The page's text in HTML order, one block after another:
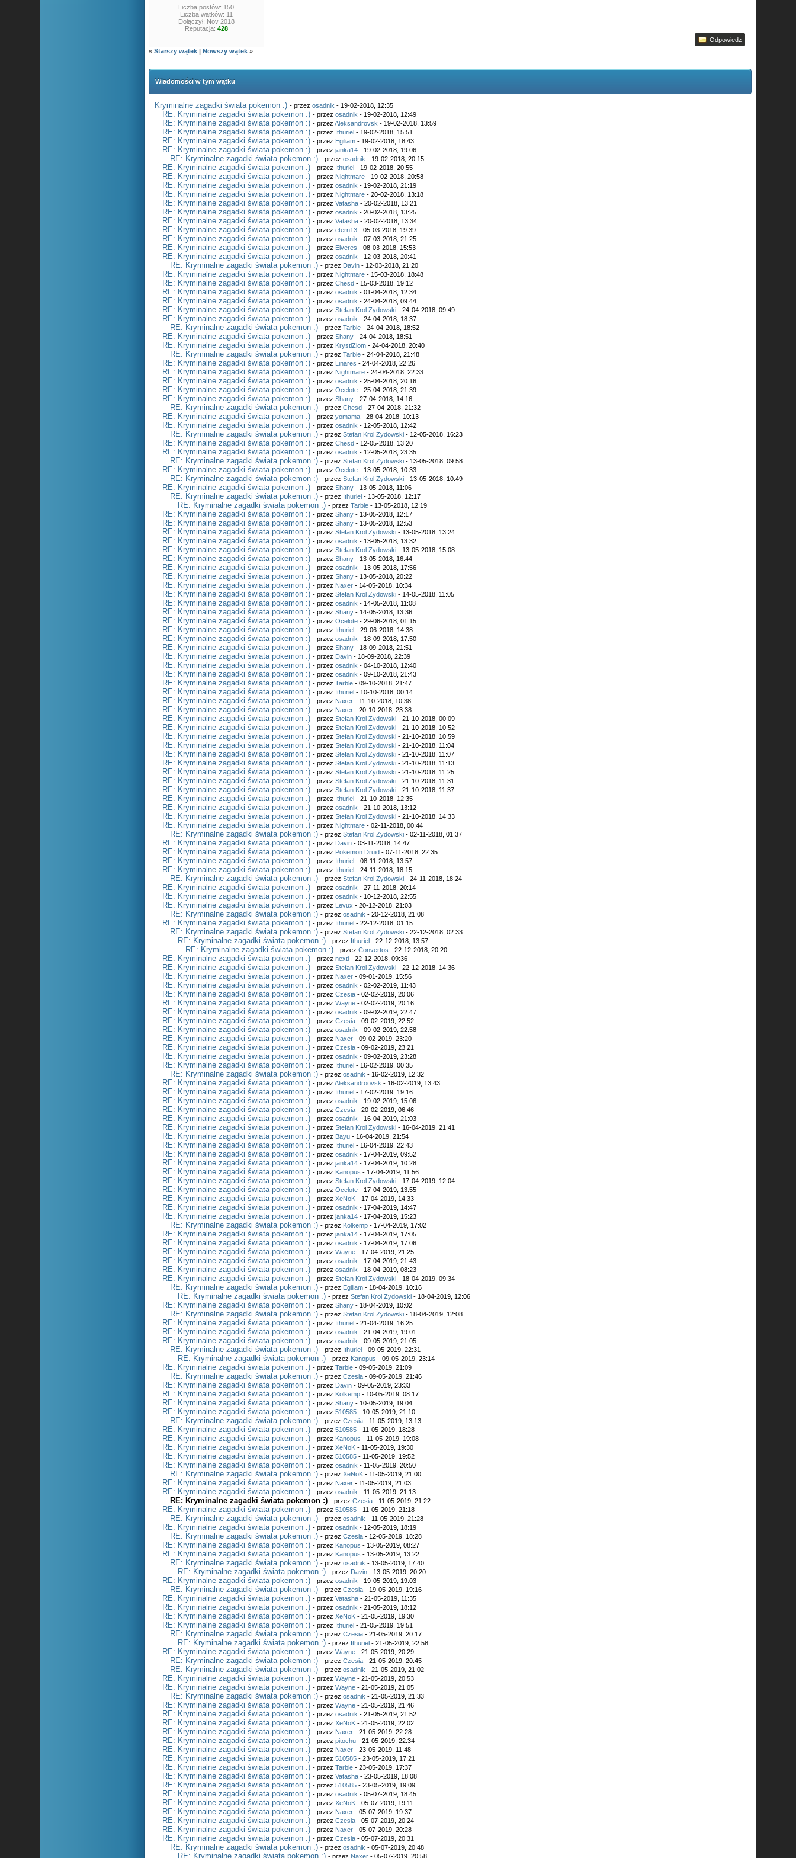
Liczba postów: 150
Liczba wątków: 11
Dołączył: Nov 2018
Reputacja: 428
Odpowiedz
«Starszy wątek |Nowszy wątek »
Wiadomości w tym wątku
Kryminalne zagadki świata pokemon :) - przezosadnik - 19-02-2018, 12:35
RE: Kryminalne zagadki świata pokemon :) - przezosadnik - 19-02-2018, 12:49
RE: Kryminalne zagadki świata pokemon :) - przezAleksandrovsk - 19-02-2018, 13:59
RE: Kryminalne zagadki świata pokemon :) - przez Ithuriel - 19-02-2018, 15:51
RE: Kryminalne zagadki świata pokemon :) - przez Egiliam - 19-02-2018, 18:43
RE: Kryminalne zagadki świata pokemon :) - przezjanka14 - 19-02-2018, 19:06
RE: Kryminalne zagadki świata pokemon :) - przezosadnik - 19-02-2018, 20:15
RE: Kryminalne zagadki świata pokemon :) - przez Ithuriel - 19-02-2018, 20:55
RE: Kryminalne zagadki świata pokemon :) - przez Nightmare - 19-02-2018, 20:58
RE: Kryminalne zagadki świata pokemon :) - przezosadnik - 19-02-2018, 21:19
RE: Kryminalne zagadki świata pokemon :) - przez Nightmare - 20-02-2018, 13:18
RE: Kryminalne zagadki świata pokemon :) - przezVatasha - 20-02-2018, 13:21
RE: Kryminalne zagadki świata pokemon :) - przezosadnik - 20-02-2018, 13:25
RE: Kryminalne zagadki świata pokemon :) - przezVatasha - 20-02-2018, 13:34
RE: Kryminalne zagadki świata pokemon :) - przezetern13 - 05-03-2018, 19:39
RE: Kryminalne zagadki świata pokemon :) - przezosadnik - 07-03-2018, 21:25
RE: Kryminalne zagadki świata pokemon :) - przez Elveres - 08-03-2018, 15:53
RE: Kryminalne zagadki świata pokemon :) - przezosadnik - 12-03-2018, 20:41
RE: Kryminalne zagadki świata pokemon :) - przez Davin - 12-03-2018, 21:20
RE: Kryminalne zagadki świata pokemon :) - przez Nightmare - 15-03-2018, 18:48
RE: Kryminalne zagadki świata pokemon :) - przezChesd - 15-03-2018, 19:12
RE: Kryminalne zagadki świata pokemon :) - przezosadnik - 01-04-2018, 12:34
RE: Kryminalne zagadki świata pokemon :) - przezosadnik - 24-04-2018, 09:44
RE: Kryminalne zagadki świata pokemon :) - przezStefan Krol Zydowski - 24-04-2018, 09:49
RE: Kryminalne zagadki świata pokemon :) - przezosadnik - 24-04-2018, 18:37
RE: Kryminalne zagadki świata pokemon :) - przezTarble - 24-04-2018, 18:52
RE: Kryminalne zagadki świata pokemon :) - przezShany - 24-04-2018, 18:51
RE: Kryminalne zagadki świata pokemon :) - przez KrystiZiom - 24-04-2018, 20:40
RE: Kryminalne zagadki świata pokemon :) - przezTarble - 24-04-2018, 21:48
RE: Kryminalne zagadki świata pokemon :) - przez Linares - 24-04-2018, 22:26
RE: Kryminalne zagadki świata pokemon :) - przez Nightmare - 24-04-2018, 22:33
RE: Kryminalne zagadki świata pokemon :) - przezosadnik - 25-04-2018, 20:16
RE: Kryminalne zagadki świata pokemon :) - przezOcelote - 25-04-2018, 21:39
RE: Kryminalne zagadki świata pokemon :) - przezShany - 27-04-2018, 14:16
RE: Kryminalne zagadki świata pokemon :) - przezChesd - 27-04-2018, 21:32
RE: Kryminalne zagadki świata pokemon :) - przezyomama - 28-04-2018, 10:13
RE: Kryminalne zagadki świata pokemon :) - przezosadnik - 12-05-2018, 12:42
RE: Kryminalne zagadki świata pokemon :) - przezStefan Krol Zydowski - 12-05-2018, 16:23
RE: Kryminalne zagadki świata pokemon :) - przezChesd - 12-05-2018, 13:20
RE: Kryminalne zagadki świata pokemon :) - przezosadnik - 12-05-2018, 23:35
RE: Kryminalne zagadki świata pokemon :) - przezStefan Krol Zydowski - 13-05-2018, 09:58
RE: Kryminalne zagadki świata pokemon :) - przezOcelote - 13-05-2018, 10:33
RE: Kryminalne zagadki świata pokemon :) - przezStefan Krol Zydowski - 13-05-2018, 10:49
RE: Kryminalne zagadki świata pokemon :) - przezShany - 13-05-2018, 11:06
RE: Kryminalne zagadki świata pokemon :) - przez Ithuriel - 13-05-2018, 12:17
RE: Kryminalne zagadki świata pokemon :) - przezTarble - 13-05-2018, 12:19
RE: Kryminalne zagadki świata pokemon :) - przezShany - 13-05-2018, 12:17
RE: Kryminalne zagadki świata pokemon :) - przezShany - 13-05-2018, 12:53
RE: Kryminalne zagadki świata pokemon :) - przezStefan Krol Zydowski - 13-05-2018, 13:24
RE: Kryminalne zagadki świata pokemon :) - przezosadnik - 13-05-2018, 13:32
RE: Kryminalne zagadki świata pokemon :) - przezStefan Krol Zydowski - 13-05-2018, 15:08
RE: Kryminalne zagadki świata pokemon :) - przezShany - 13-05-2018, 16:44
RE: Kryminalne zagadki świata pokemon :) - przezosadnik - 13-05-2018, 17:56
RE: Kryminalne zagadki świata pokemon :) - przezShany - 13-05-2018, 20:22
RE: Kryminalne zagadki świata pokemon :) - przez Naxer - 14-05-2018, 10:34
RE: Kryminalne zagadki świata pokemon :) - przezStefan Krol Zydowski - 14-05-2018, 11:05
RE: Kryminalne zagadki świata pokemon :) - przezosadnik - 14-05-2018, 11:08
RE: Kryminalne zagadki świata pokemon :) - przezShany - 14-05-2018, 13:36
RE: Kryminalne zagadki świata pokemon :) - przezOcelote - 29-06-2018, 01:15
RE: Kryminalne zagadki świata pokemon :) - przez Ithuriel - 29-06-2018, 14:38
RE: Kryminalne zagadki świata pokemon :) - przezosadnik - 18-09-2018, 17:50
RE: Kryminalne zagadki świata pokemon :) - przezShany - 18-09-2018, 21:51
RE: Kryminalne zagadki świata pokemon :) - przez Davin - 18-09-2018, 22:39
RE: Kryminalne zagadki świata pokemon :) - przezosadnik - 04-10-2018, 12:40
RE: Kryminalne zagadki świata pokemon :) - przezosadnik - 09-10-2018, 21:43
RE: Kryminalne zagadki świata pokemon :) - przezTarble - 09-10-2018, 21:47
RE: Kryminalne zagadki świata pokemon :) - przez Ithuriel - 10-10-2018, 00:14
RE: Kryminalne zagadki świata pokemon :) - przez Naxer - 11-10-2018, 10:38
RE: Kryminalne zagadki świata pokemon :) - przez Naxer - 20-10-2018, 23:38
RE: Kryminalne zagadki świata pokemon :) - przezStefan Krol Zydowski - 21-10-2018, 00:09
RE: Kryminalne zagadki świata pokemon :) - przezStefan Krol Zydowski - 21-10-2018, 10:52
RE: Kryminalne zagadki świata pokemon :) - przezStefan Krol Zydowski - 21-10-2018, 10:59
RE: Kryminalne zagadki świata pokemon :) - przezStefan Krol Zydowski - 21-10-2018, 11:04
RE: Kryminalne zagadki świata pokemon :) - przezStefan Krol Zydowski - 21-10-2018, 11:07
RE: Kryminalne zagadki świata pokemon :) - przezStefan Krol Zydowski - 21-10-2018, 11:13
RE: Kryminalne zagadki świata pokemon :) - przezStefan Krol Zydowski - 21-10-2018, 11:25
RE: Kryminalne zagadki świata pokemon :) - przezStefan Krol Zydowski - 21-10-2018, 11:31
RE: Kryminalne zagadki świata pokemon :) - przezStefan Krol Zydowski - 21-10-2018, 11:37
RE: Kryminalne zagadki świata pokemon :) - przez Ithuriel - 21-10-2018, 12:35
RE: Kryminalne zagadki świata pokemon :) - przezosadnik - 21-10-2018, 13:12
RE: Kryminalne zagadki świata pokemon :) - przezStefan Krol Zydowski - 21-10-2018, 14:33
RE: Kryminalne zagadki świata pokemon :) - przez Nightmare - 02-11-2018, 00:44
RE: Kryminalne zagadki świata pokemon :) - przezStefan Krol Zydowski - 02-11-2018, 01:37
RE: Kryminalne zagadki świata pokemon :) - przez Davin - 03-11-2018, 14:47
RE: Kryminalne zagadki świata pokemon :) - przez Pokemon Druid - 07-11-2018, 22:35
RE: Kryminalne zagadki świata pokemon :) - przez Ithuriel - 08-11-2018, 13:57
RE: Kryminalne zagadki świata pokemon :) - przez Ithuriel - 24-11-2018, 18:15
RE: Kryminalne zagadki świata pokemon :) - przezStefan Krol Zydowski - 24-11-2018, 18:24
RE: Kryminalne zagadki świata pokemon :) - przezosadnik - 27-11-2018, 20:14
RE: Kryminalne zagadki świata pokemon :) - przezosadnik - 10-12-2018, 22:55
RE: Kryminalne zagadki świata pokemon :) - przez Levux - 20-12-2018, 21:03
RE: Kryminalne zagadki świata pokemon :) - przezosadnik - 20-12-2018, 21:08
RE: Kryminalne zagadki świata pokemon :) - przez Ithuriel - 22-12-2018, 01:15
RE: Kryminalne zagadki świata pokemon :) - przezStefan Krol Zydowski - 22-12-2018, 02:33
RE: Kryminalne zagadki świata pokemon :) - przez Ithuriel - 22-12-2018, 13:57
RE: Kryminalne zagadki świata pokemon :) - przezConvertos - 22-12-2018, 20:20
RE: Kryminalne zagadki świata pokemon :) - przeznexti - 22-12-2018, 09:36
RE: Kryminalne zagadki świata pokemon :) - przezStefan Krol Zydowski - 22-12-2018, 14:36
RE: Kryminalne zagadki świata pokemon :) - przez Naxer - 09-01-2019, 15:56
RE: Kryminalne zagadki świata pokemon :) - przezosadnik - 02-02-2019, 11:43
RE: Kryminalne zagadki świata pokemon :) - przezCzesia - 02-02-2019, 20:06
RE: Kryminalne zagadki świata pokemon :) - przezWayne - 02-02-2019, 20:16
RE: Kryminalne zagadki świata pokemon :) - przezosadnik - 09-02-2019, 22:47
RE: Kryminalne zagadki świata pokemon :) - przezCzesia - 09-02-2019, 22:52
RE: Kryminalne zagadki świata pokemon :) - przezosadnik - 09-02-2019, 22:58
RE: Kryminalne zagadki świata pokemon :) - przez Naxer - 09-02-2019, 23:20
RE: Kryminalne zagadki świata pokemon :) - przezCzesia - 09-02-2019, 23:21
RE: Kryminalne zagadki świata pokemon :) - przezosadnik - 09-02-2019, 23:28
RE: Kryminalne zagadki świata pokemon :) - przez Ithuriel - 16-02-2019, 00:35
RE: Kryminalne zagadki świata pokemon :) - przezosadnik - 16-02-2019, 12:32
RE: Kryminalne zagadki świata pokemon :) - przezAleksandroovsk - 16-02-2019, 13:43
RE: Kryminalne zagadki świata pokemon :) - przez Ithuriel - 17-02-2019, 19:16
RE: Kryminalne zagadki świata pokemon :) - przezosadnik - 19-02-2019, 15:06
RE: Kryminalne zagadki świata pokemon :) - przezCzesia - 20-02-2019, 06:46
RE: Kryminalne zagadki świata pokemon :) - przezosadnik - 16-04-2019, 21:03
RE: Kryminalne zagadki świata pokemon :) - przezStefan Krol Zydowski - 16-04-2019, 21:41
RE: Kryminalne zagadki świata pokemon :) - przez Bayu - 16-04-2019, 21:54
RE: Kryminalne zagadki świata pokemon :) - przez Ithuriel - 16-04-2019, 22:43
RE: Kryminalne zagadki świata pokemon :) - przezosadnik - 17-04-2019, 09:52
RE: Kryminalne zagadki świata pokemon :) - przezjanka14 - 17-04-2019, 10:28
RE: Kryminalne zagadki świata pokemon :) - przez Kanopus - 17-04-2019, 11:56
RE: Kryminalne zagadki świata pokemon :) - przezStefan Krol Zydowski - 17-04-2019, 12:04
RE: Kryminalne zagadki świata pokemon :) - przezOcelote - 17-04-2019, 13:55
RE: Kryminalne zagadki świata pokemon :) - przezXeNoK - 17-04-2019, 14:33
RE: Kryminalne zagadki świata pokemon :) - przezosadnik - 17-04-2019, 14:47
RE: Kryminalne zagadki świata pokemon :) - przezjanka14 - 17-04-2019, 15:23
RE: Kryminalne zagadki świata pokemon :) - przez Kolkemp - 17-04-2019, 17:02
RE: Kryminalne zagadki świata pokemon :) - przezjanka14 - 17-04-2019, 17:05
RE: Kryminalne zagadki świata pokemon :) - przezosadnik - 17-04-2019, 17:06
RE: Kryminalne zagadki świata pokemon :) - przezWayne - 17-04-2019, 21:25
RE: Kryminalne zagadki świata pokemon :) - przezosadnik - 17-04-2019, 21:43
RE: Kryminalne zagadki świata pokemon :) - przezosadnik - 18-04-2019, 08:23
RE: Kryminalne zagadki świata pokemon :) - przezStefan Krol Zydowski - 18-04-2019, 09:34
RE: Kryminalne zagadki świata pokemon :) - przez Egiliam - 18-04-2019, 10:16
RE: Kryminalne zagadki świata pokemon :) - przezStefan Krol Zydowski - 18-04-2019, 12:06
RE: Kryminalne zagadki świata pokemon :) - przezShany - 18-04-2019, 10:02
RE: Kryminalne zagadki świata pokemon :) - przezStefan Krol Zydowski - 18-04-2019, 12:08
RE: Kryminalne zagadki świata pokemon :) - przez Ithuriel - 21-04-2019, 16:25
RE: Kryminalne zagadki świata pokemon :) - przezosadnik - 21-04-2019, 19:01
RE: Kryminalne zagadki świata pokemon :) - przezosadnik - 09-05-2019, 21:05
RE: Kryminalne zagadki świata pokemon :) - przez Ithuriel - 09-05-2019, 22:31
RE: Kryminalne zagadki świata pokemon :) - przez Kanopus - 09-05-2019, 23:14
RE: Kryminalne zagadki świata pokemon :) - przezTarble - 09-05-2019, 21:09
RE: Kryminalne zagadki świata pokemon :) - przezCzesia - 09-05-2019, 21:46
RE: Kryminalne zagadki świata pokemon :) - przez Davin - 09-05-2019, 23:33
RE: Kryminalne zagadki świata pokemon :) - przez Kolkemp - 10-05-2019, 08:17
RE: Kryminalne zagadki świata pokemon :) - przezShany - 10-05-2019, 19:04
RE: Kryminalne zagadki świata pokemon :) - przez510585 - 10-05-2019, 21:10
RE: Kryminalne zagadki świata pokemon :) - przezCzesia - 11-05-2019, 13:13
RE: Kryminalne zagadki świata pokemon :) - przez510585 - 11-05-2019, 18:28
RE: Kryminalne zagadki świata pokemon :) - przez Kanopus - 11-05-2019, 19:08
RE: Kryminalne zagadki świata pokemon :) - przezXeNoK - 11-05-2019, 19:30
RE: Kryminalne zagadki świata pokemon :) - przez510585 - 11-05-2019, 19:52
RE: Kryminalne zagadki świata pokemon :) - przezosadnik - 11-05-2019, 20:50
RE: Kryminalne zagadki świata pokemon :) - przezXeNoK - 11-05-2019, 21:00
RE: Kryminalne zagadki świata pokemon :) - przez Naxer - 11-05-2019, 21:03
RE: Kryminalne zagadki świata pokemon :) - przezosadnik - 11-05-2019, 21:13
RE: Kryminalne zagadki świata pokemon :) - przezCzesia - 11-05-2019, 21:22
RE: Kryminalne zagadki świata pokemon :) - przez510585 - 11-05-2019, 21:18
RE: Kryminalne zagadki świata pokemon :) - przezosadnik - 11-05-2019, 21:28
RE: Kryminalne zagadki świata pokemon :) - przezosadnik - 12-05-2019, 18:19
RE: Kryminalne zagadki świata pokemon :) - przezCzesia - 12-05-2019, 18:28
RE: Kryminalne zagadki świata pokemon :) - przez Kanopus - 13-05-2019, 08:27
RE: Kryminalne zagadki świata pokemon :) - przez Kanopus - 13-05-2019, 13:22
RE: Kryminalne zagadki świata pokemon :) - przezosadnik - 13-05-2019, 17:40
RE: Kryminalne zagadki świata pokemon :) - przez Davin - 13-05-2019, 20:20
RE: Kryminalne zagadki świata pokemon :) - przezosadnik - 19-05-2019, 19:03
RE: Kryminalne zagadki świata pokemon :) - przezCzesia - 19-05-2019, 19:16
RE: Kryminalne zagadki świata pokemon :) - przezVatasha - 21-05-2019, 11:35
RE: Kryminalne zagadki świata pokemon :) - przezosadnik - 21-05-2019, 18:12
RE: Kryminalne zagadki świata pokemon :) - przezXeNoK - 21-05-2019, 19:30
RE: Kryminalne zagadki świata pokemon :) - przez Ithuriel - 21-05-2019, 19:51
RE: Kryminalne zagadki świata pokemon :) - przezCzesia - 21-05-2019, 20:17
RE: Kryminalne zagadki świata pokemon :) - przez Ithuriel - 21-05-2019, 22:58
RE: Kryminalne zagadki świata pokemon :) - przezWayne - 21-05-2019, 20:29
RE: Kryminalne zagadki świata pokemon :) - przezCzesia - 21-05-2019, 20:45
RE: Kryminalne zagadki świata pokemon :) - przezosadnik - 21-05-2019, 21:02
RE: Kryminalne zagadki świata pokemon :) - przezWayne - 21-05-2019, 20:53
RE: Kryminalne zagadki świata pokemon :) - przezWayne - 21-05-2019, 21:05
RE: Kryminalne zagadki świata pokemon :) - przezosadnik - 21-05-2019, 21:33
RE: Kryminalne zagadki świata pokemon :) - przezWayne - 21-05-2019, 21:46
RE: Kryminalne zagadki świata pokemon :) - przezosadnik - 21-05-2019, 21:52
RE: Kryminalne zagadki świata pokemon :) - przezXeNoK - 21-05-2019, 22:02
RE: Kryminalne zagadki świata pokemon :) - przez Naxer - 21-05-2019, 22:28
RE: Kryminalne zagadki świata pokemon :) - przezpitochu - 21-05-2019, 22:34
RE: Kryminalne zagadki świata pokemon :) - przez Naxer - 23-05-2019, 11:48
RE: Kryminalne zagadki świata pokemon :) - przez510585 - 23-05-2019, 17:21
RE: Kryminalne zagadki świata pokemon :) - przezTarble - 23-05-2019, 17:37
RE: Kryminalne zagadki świata pokemon :) - przezVatasha - 23-05-2019, 18:08
RE: Kryminalne zagadki świata pokemon :) - przez510585 - 23-05-2019, 19:09
RE: Kryminalne zagadki świata pokemon :) - przezosadnik - 05-07-2019, 18:45
RE: Kryminalne zagadki świata pokemon :) - przezXeNoK - 05-07-2019, 19:11
RE: Kryminalne zagadki świata pokemon :) - przez Naxer - 05-07-2019, 19:37
RE: Kryminalne zagadki świata pokemon :) - przezCzesia - 05-07-2019, 20:24
RE: Kryminalne zagadki świata pokemon :) - przez Naxer - 05-07-2019, 20:28
RE: Kryminalne zagadki świata pokemon :) - przezCzesia - 05-07-2019, 20:31
RE: Kryminalne zagadki świata pokemon :) - przezosadnik - 05-07-2019, 20:48
RE: Kryminalne zagadki świata pokemon :) - przez Naxer - 05-07-2019, 20:58